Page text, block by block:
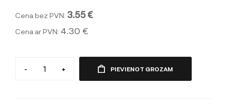
Cena bez PVN: 3.55 €
Cena ar PVN: 4.30 €
- + PIEVIENOT GROZAM